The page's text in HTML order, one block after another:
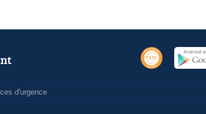
d'urgence